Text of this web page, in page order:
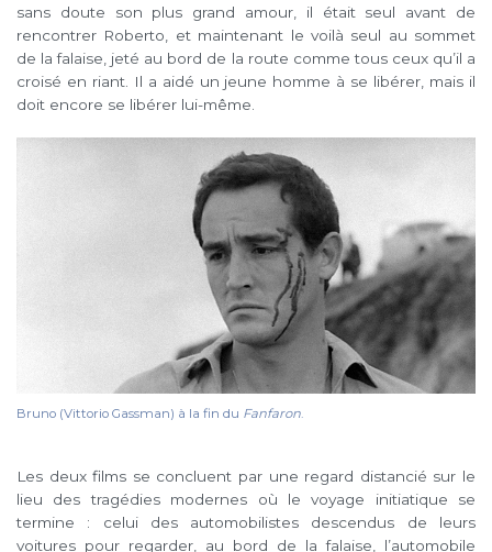
sans doute son plus grand amour, il était seul avant de
rencontrer Roberto, et maintenant le voilà seul au sommet
de la falaise, jeté au bord de la route comme tous ceux qu’il a
croisé en riant. Il a aidé un jeune homme à se libérer, mais il
doit encore se libérer lui-même.
Bruno (Vittorio Gassman) à la fin du Fanfaron.
Les deux films se concluent par une regard distancié sur le
lieu des tragédies modernes où le voyage initiatique se
termine : celui des automobilistes descendus de leurs
voitures pour regarder, au bord de la falaise, l’automobile